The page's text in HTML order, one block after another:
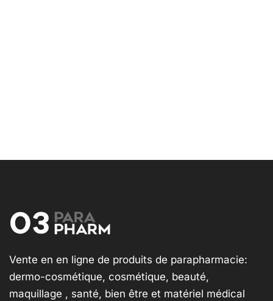
Vente en en ligne de produits de parapharmacie:
dermo-cosmétique, cosmétique, beauté,
maquillage , santé, bien être et matériel médical